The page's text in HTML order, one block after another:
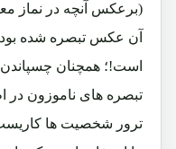
(برعکس آنچه در نماز
آن عکس تبصره شده بود
است!؛ همچنان
تبصره های ناموزون
ترور شخصیت ها